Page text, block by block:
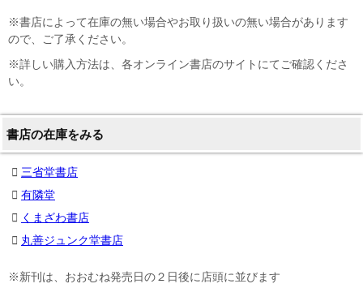
※書店によって在庫の無い場合やお取り扱いの無い場合があります
ので、ご了承ください。
※詳しい購入方法は、各オンライン書店のサイトにてご確認くださ
い。
書店の在庫をみる
三省堂書店
有隣堂
くまざわ書店
丸善ジュンク堂書店
※新刊は、おおむね発売日の２日後に店頭に並びます